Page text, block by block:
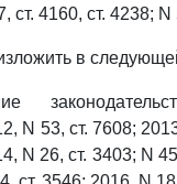
ст. 4160, ст. 4238; N
в
N 53, ст. 7608;
N 26, ст. 3403; N